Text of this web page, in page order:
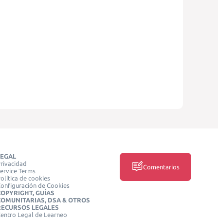
Terms
de cookies
de Cookies
GUÍAS
DSA & OTROS
LEGALES
Legal de Learneo
Comentarios